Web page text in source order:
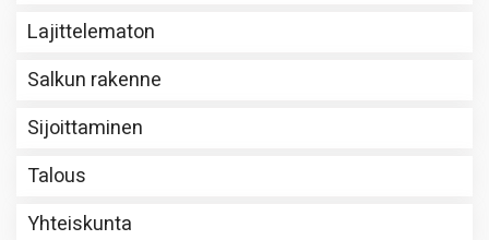
Lajittelematon
Salkun rakenne
Sijoittaminen
Talous
Yhteiskunta